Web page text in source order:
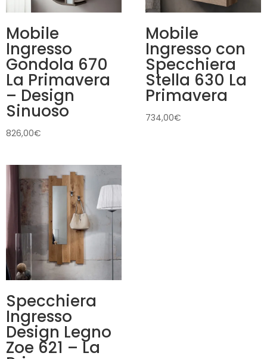
Mobile
Ingresso
Gondola 670
La Primavera
– Design
Sinuoso
826,00€
Mobile
Ingresso con
Specchiera
Stella 630 La
Primavera
734,00€
Specchiera
Ingresso
Design Legno
Zoe 621 – La